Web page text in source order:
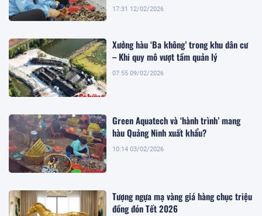
17:31 12/02/2026
Xưởng hàu ‘Ba không’ trong khu dân cư
– Khi quy mô vượt tầm quản lý
07:55 09/02/2026
Green Aquatech và ‘hành trình’ mang
hàu Quảng Ninh xuất khẩu?
10:14 03/02/2026
Tượng ngựa mạ vàng giá hàng chục triệu
đồng đón Tết 2026